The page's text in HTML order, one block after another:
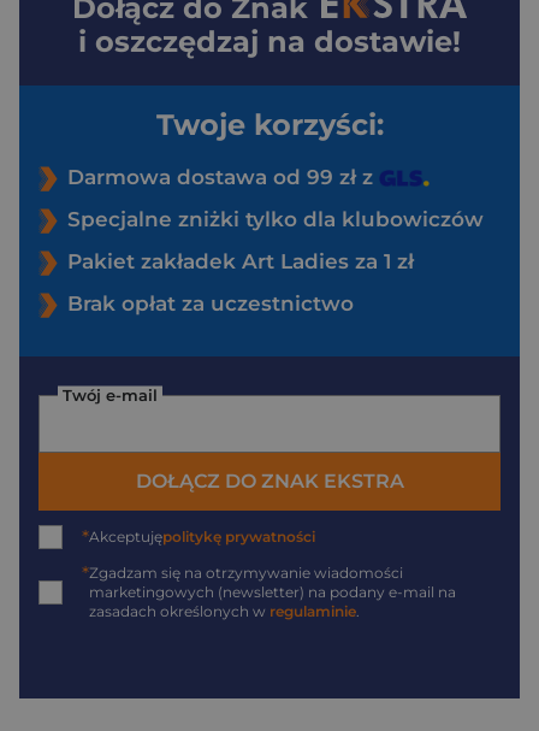
Dołącz do Znak
i oszczędzaj na dostawie!
Twoje korzyści:
Darmowa dostawa od 99 zł z
Specjalne zniżki tylko dla klubowiczów
Pakiet zakładek Art Ladies za 1 zł
Brak opłat za uczestnictwo
Twój e-mail
DOŁĄCZ DO ZNAK EKSTRA
*Akceptujępolitykę prywatności
*Zgadzam się na otrzymywanie wiadomości
marketingowych (newsletter) na podany e-mail na
zasadach określonych w regulaminie.